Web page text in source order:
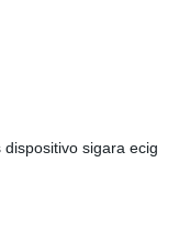
sigara ecig